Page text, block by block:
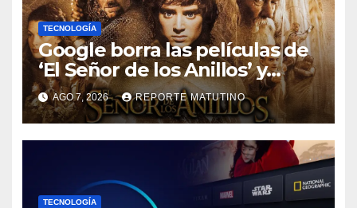
TECNOLOGÍA
Google borra las películas de
‘El Señor de los Anillos’ y
reabre el debate sobre la
propiedad digital
AGO 7, 2026 REPORTE MATUTINO
TECNOLOGÍA